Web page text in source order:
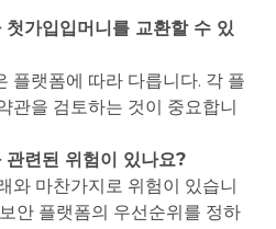
가입입머니를 교환할 수 있
플랫폼에 따라 다릅니다. 각 플
관을 검토하는 것이 중요합니
관련된 위험이 있나요?
와 마찬가지로 위험이 있습니
안 플랫폼의 우선순위를 정하